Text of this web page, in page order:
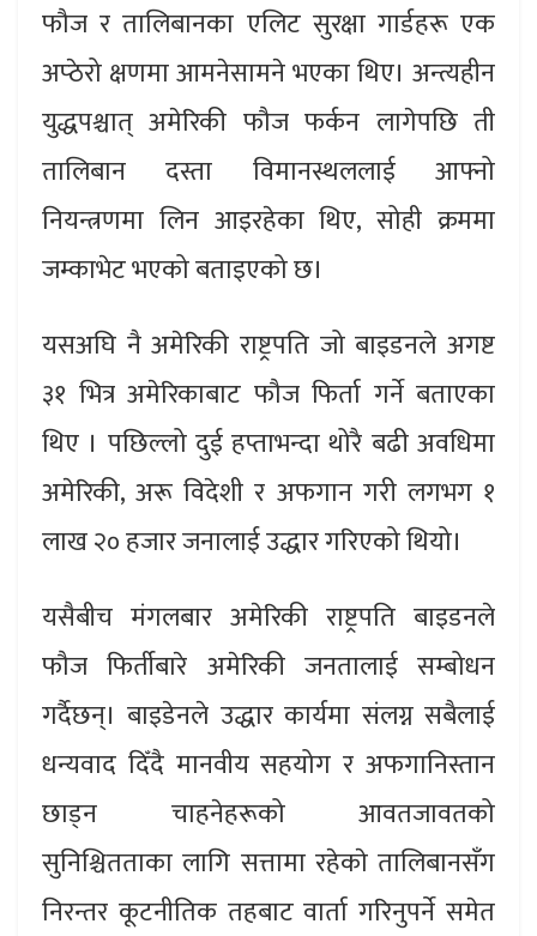
फौज र तालिबानका एलिट सुरक्षा गार्डहरू एक
अप्ठेरो क्षणमा आमनेसामने भएका थिए। अन्त्यहीन
युद्धपश्चात् अमेरिकी फौज फर्कन लागेपछि ती
तालिबान दस्ता विमानस्थललाई आफ्नो
नियन्त्रणमा लिन आइरहेका थिए, सोही क्रममा
जम्काभेट भएको बताइएको छ।
यसअघि नै अमेरिकी राष्ट्रपति जो बाइडनले अगष्ट
३१ भित्र अमेरिकाबाट फौज फिर्ता गर्ने बताएका
थिए । पछिल्लो दुई हप्ताभन्दा थोरै बढी अवधिमा
अमेरिकी, अरू विदेशी र अफगान गरी लगभग १
लाख २० हजार जनालाई उद्धार गरिएको थियो।
यसैबीच मंगलबार अमेरिकी राष्ट्रपति बाइडनले
फौज फिर्तीबारे अमेरिकी जनतालाई सम्बोधन
गर्दैछन्। बाइडेनले उद्धार कार्यमा संलग्न सबैलाई
धन्यवाद दिँदै मानवीय सहयोग र अफगानिस्तान
छाड्न चाहनेहरूको आवतजावतको
सुनिश्चितताका लागि सत्तामा रहेकाे तालिबानसँग
निरन्तर कूटनीतिक तहबाट वार्ता गरिनुपर्ने समेत